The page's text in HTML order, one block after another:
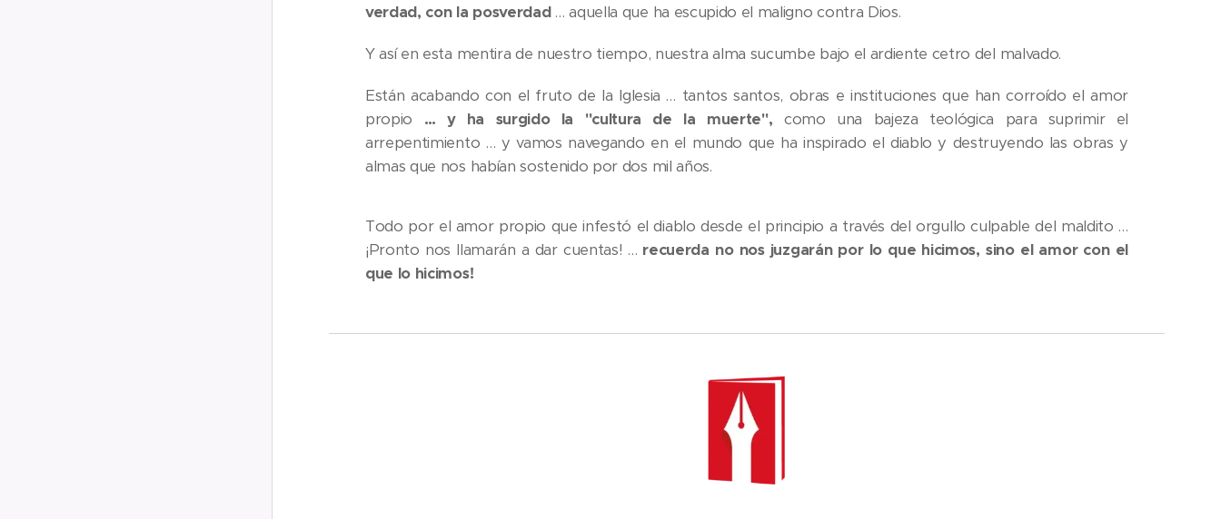
verdad, con la posverdad… aquella que ha escupido el maligno contra Dios.
Y así en esta mentira de nuestro tiempo, nuestra alma sucumbe bajo el ardiente cetro del malvado.
Están acabando con el fruto de la Iglesia … tantos santos, obras e instituciones que han corroído el amor
propio … y ha surgido la "cultura de la muerte", como una bajeza teológica para suprimir el
arrepentimiento … y vamos navegando en el mundo que ha inspirado el diablo y destruyendo las obras y
almas que nos habían sostenido por dos mil años.
Todo por el amor propio que infestó el diablo desde el principio a través del orgullo culpable del maldito …
¡Pronto nos llamarán a dar cuentas! … recuerda no nos juzgarán por lo que hicimos, sino el amor con el
que lo hicimos!